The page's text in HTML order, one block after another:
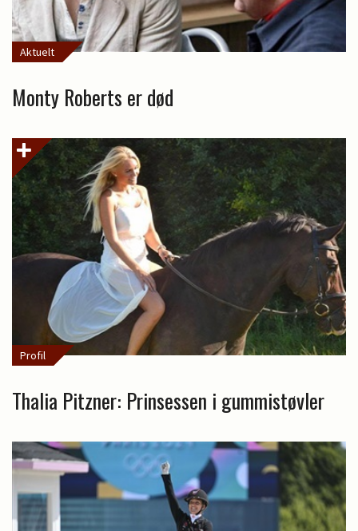
Aktuelt
Monty Roberts er død
Profil
Thalia Pitzner: Prinsessen i gummistøvler